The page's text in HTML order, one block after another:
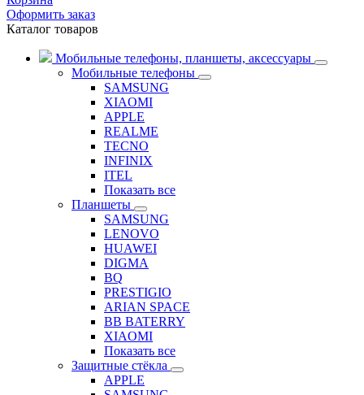
Оформить заказ
Каталог товаров
Мобильные телефоны, планшеты, аксессуары
Мобильные телефоны
SAMSUNG
XIAOMI
APPLE
REALME
TECNO
INFINIX
ITEL
Показать все
Планшеты
SAMSUNG
LENOVO
HUAWEI
DIGMA
BQ
PRESTIGIO
ARIAN SPACE
BB BATERRY
XIAOMI
Показать все
Защитные стёкла
APPLE